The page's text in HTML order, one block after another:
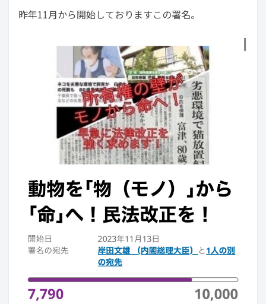
昨年11月から開始しておりますこの署名。